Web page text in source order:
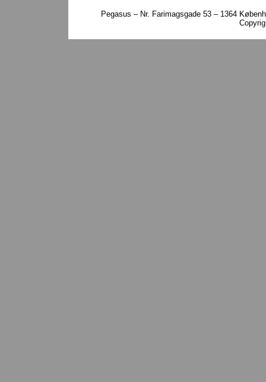
Pegasus – Nr. Farimagsgade 53 – 1364